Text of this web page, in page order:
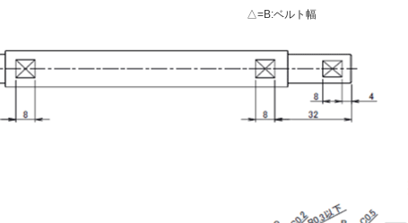
△=B:ベルト幅